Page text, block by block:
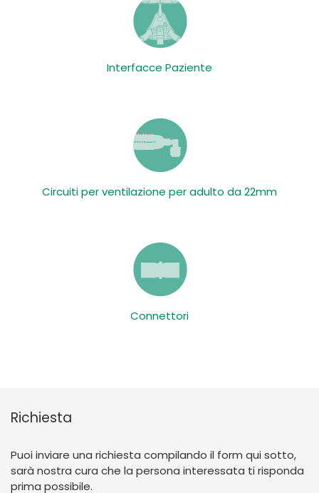
Interfacce Paziente
Circuiti per ventilazione per adulto da 22mm
Connettori
Richiesta
Puoi inviare una richiesta compilando il form qui sotto,
sarà nostra cura che la persona interessata ti risponda
prima possibile.